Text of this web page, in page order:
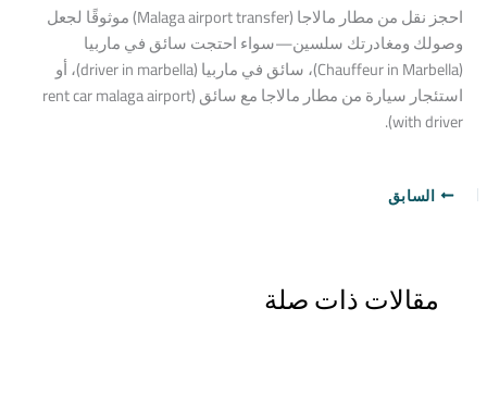
احجزنقلمنمطارمالاجا(Malaga
airporttransfer)
موثوقًا لجعل
وصولك ومغادرتك سلسين—سواء احتجتسائقفيماربيا
inMarbella) ،سائقفيماربيا(driver
inmarbella)
، أو
استئجار سيارة من مطار مالاجا مع سائق (rent car malaga airport
with driver)
.
السابق
مقالات ذات صلة